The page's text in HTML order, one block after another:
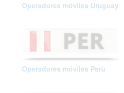
Operadores móviles Uruguay
Operadores móviles Perù